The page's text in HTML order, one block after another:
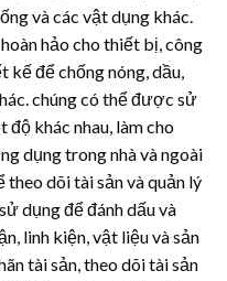
và các vật dụng khác.
hảo cho thiết bị, công
để chống nóng, dầu,
chúng có thể được sử
độ khác nhau, làm cho
dụng trong nhà và ngoài
theo dõi tài sản và quản lý
dụng để đánh dấu và
linh kiện, vật liệu và sản
tài sản, theo dõi tài sản